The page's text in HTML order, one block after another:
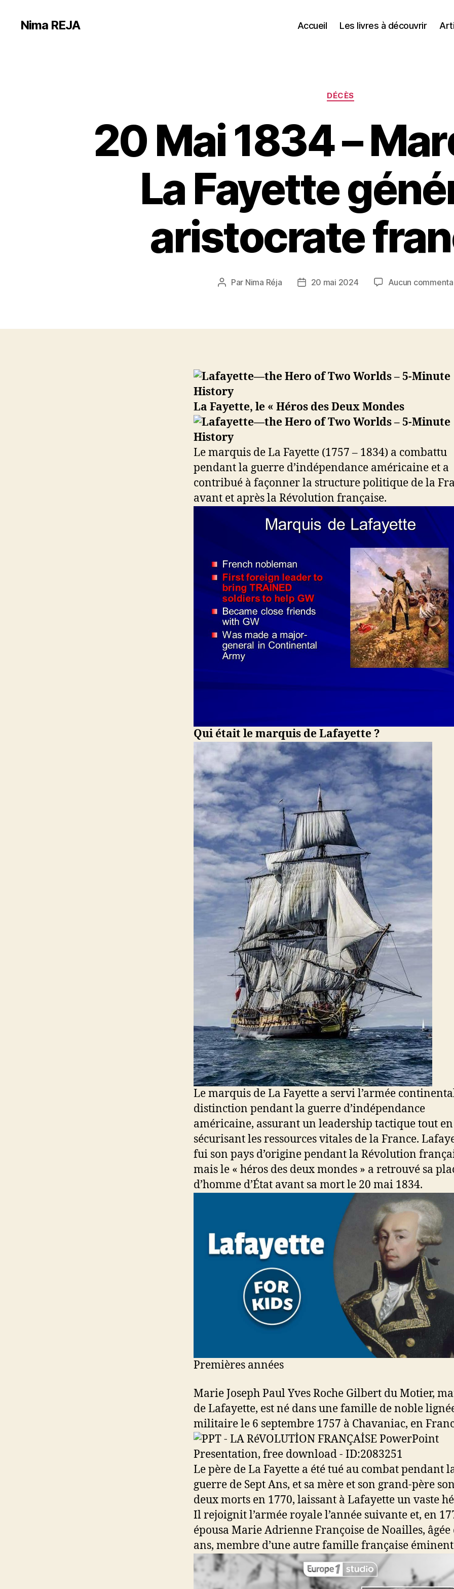
Nima REJA Accueil Les livres à découvrir
Catégories
DÉCÈS
20 Mai 1834 –
La Fayette
aristocrate
Auteur
Par Nima Réja
Date20 mai 2024 Aucun
La Fayette, le « Héros des Deux Mondes
Le marquis de La Fayette (1757 – 1834) a combattu
pendant la guerre d’indépendance américaine et a
contribué à façonner la structure politique de la
avant et après la Révolution française.
Qui était le marquis de Lafayette ?
Le marquis de La Fayette a servi l’armée
distinction pendant la guerre d’indépendance
américaine, assurant un leadership tactique tout en
sécurisant les ressources vitales de la France.
fui son pays d’origine pendant la Révolution
mais le « héros des deux mondes » a retrouvé sa
d’homme d’État avant sa mort le 20 mai 1834.
Premières années
Marie Joseph Paul Yves Roche Gilbert du Motier,
de Lafayette, est né dans une famille de noble
militaire le 6 septembre 1757 à Chavaniac, en
Le père de La Fayette a été tué au combat pendant
guerre de Sept Ans, et sa mère et son grand-père
deux morts en 1770, laissant à Lafayette un vaste
Il rejoignit l’armée royale l’année suivante et, en
épousa Marie Adrienne Françoise de Noailles, âgée
ans, membre d’une autre famille française